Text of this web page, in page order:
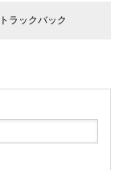
ラックバック